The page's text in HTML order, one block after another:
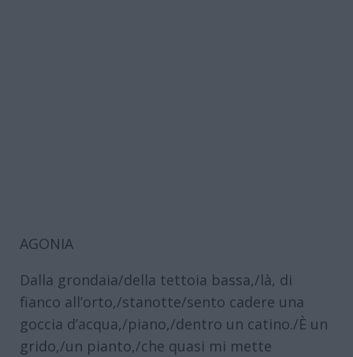
AGONIA
Dalla grondaia/della tettoia bassa,/là, di
fianco all’orto,/stanotte/sento cadere una
goccia d’acqua,/piano,/dentro un catino./È un
grido,/un pianto,/che quasi mi mette